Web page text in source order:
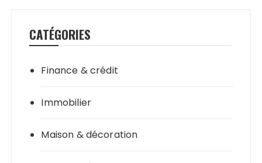
CATÉGORIES
Finance & crédit
Immobilier
Maison & décoration